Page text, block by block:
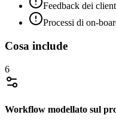
Feedback dei
Processi di on-
Cosa include
6
Workflow modellato sul